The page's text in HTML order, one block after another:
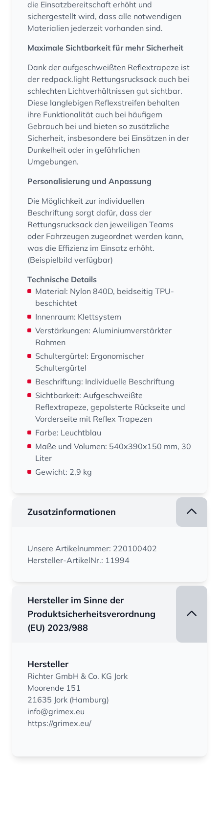
die Einsatzbereitschaft erhöht und
sichergestellt wird, dass alle notwendigen
Materialien jederzeit vorhanden sind.
Maximale Sichtbarkeit für mehr Sicherheit
Dank der aufgeschweißten Reflextrapeze ist
der redpack.light Rettungsrucksack auch bei
schlechten Lichtverhältnissen gut sichtbar.
Diese langlebigen Reflexstreifen behalten
ihre Funktionalität auch bei häufigem
Gebrauch bei und bieten so zusätzliche
Sicherheit, insbesondere bei Einsätzen in der
Dunkelheit oder in gefährlichen
Umgebungen.
Personalisierung und Anpassung
Die Möglichkeit zur individuellen
Beschriftung sorgt dafür, dass der
Rettungsrucksack den jeweiligen Teams
oder Fahrzeugen zugeordnet werden kann,
was die Effizienz im Einsatz erhöht.
(Beispielbild verfügbar)
Technische Details
Material: Nylon 840D, beidseitig TPU-
beschichtet
Innenraum: Klettsystem
Verstärkungen: Aluminiumverstärkter
Rahmen
Schultergürtel: Ergonomischer
Schultergürtel
Beschriftung: Individuelle Beschriftung
Sichtbarkeit: Aufgeschweißte
Reflextrapeze, gepolsterte Rückseite und
Vorderseite mit Reflex Trapezen
Farbe: Leuchtblau
Maße und Volumen: 540x390x150 mm, 30
Liter
Gewicht: 2,9 kg
Zusatzinformationen
Unsere Artikelnummer: 220100402
Hersteller-ArtikelNr.: 11994
Hersteller im Sinne der
Produktsicherheitsverordnung
(EU) 2023/988
Hersteller
Richter GmbH & Co. KG Jork
Moorende 151
21635 Jork (Hamburg)
info@grimex.eu
https://grimex.eu/